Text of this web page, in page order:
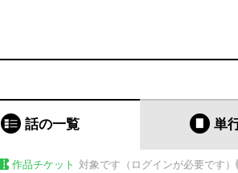
話の一覧 単
作品チケット 対象です（ログインが必要です）